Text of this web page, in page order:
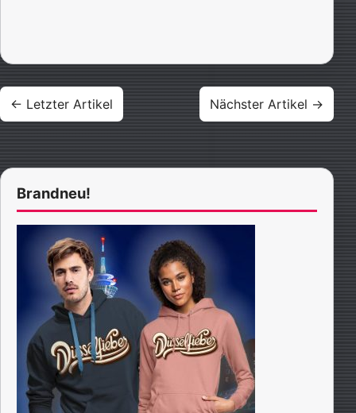
Beitragsnavigation
← Letzter Artikel Nächster Artikel →
Brandneu!